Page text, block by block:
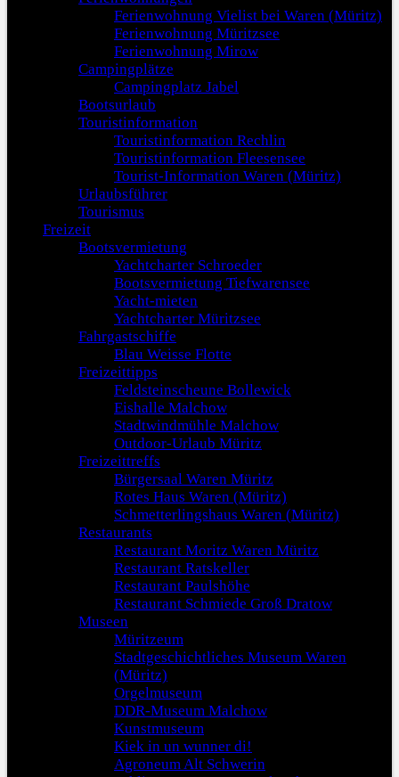
Ferienwohnung Vielist bei Waren (Müritz)
Ferienwohnung Müritzsee
Ferienwohnung Mirow
Campingplätze
Campingplatz Jabel
Bootsurlaub
Touristinformation
Touristinformation Rechlin
Touristinformation Fleesensee
Tourist-Information Waren (Müritz)
Urlaubsführer
Tourismus
Freizeit
Bootsvermietung
Yachtcharter Schroeder
Bootsvermietung Tiefwarensee
Yacht-mieten
Yachtcharter Müritzsee
Fahrgastschiffe
Blau Weisse Flotte
Freizeittipps
Feldsteinscheune Bollewick
Eishalle Malchow
Stadtwindmühle Malchow
Outdoor-Urlaub Müritz
Freizeittreffs
Bürgersaal Waren Müritz
Rotes Haus Waren (Müritz)
Schmetterlingshaus Waren (Müritz)
Restaurants
Restaurant Moritz Waren Müritz
Restaurant Ratskeller
Restaurant Paulshöhe
Restaurant Schmiede Groß Dratow
Museen
Müritzeum
Stadtgeschichtliches Museum Waren
(Müritz)
Orgelmuseum
DDR-Museum Malchow
Kunstmuseum
Kiek in un wunner di!
Agroneum Alt Schwerin